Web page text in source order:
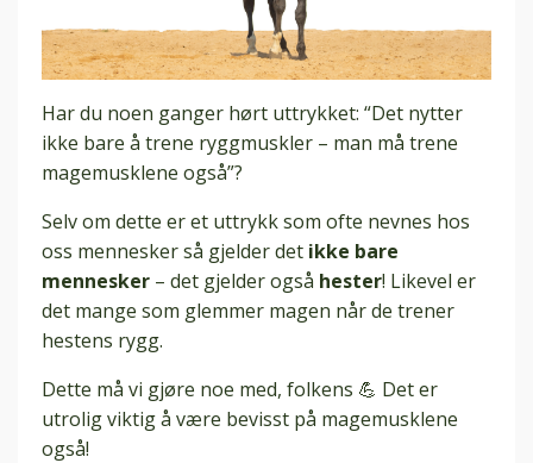
Har du noen ganger hørt uttrykket: “Det nytter
ikke bare å trene ryggmuskler – man må trene
magemusklene også”?
Selv om dette er et uttrykk som ofte nevnes hos
oss mennesker så gjelder det ikke bare
mennesker – det gjelder også hester! Likevel er
det mange som glemmer magen når de trener
hestens rygg.
Dette må vi gjøre noe med, folkens 💪 Det er
utrolig viktig å være bevisst på magemusklene
også!